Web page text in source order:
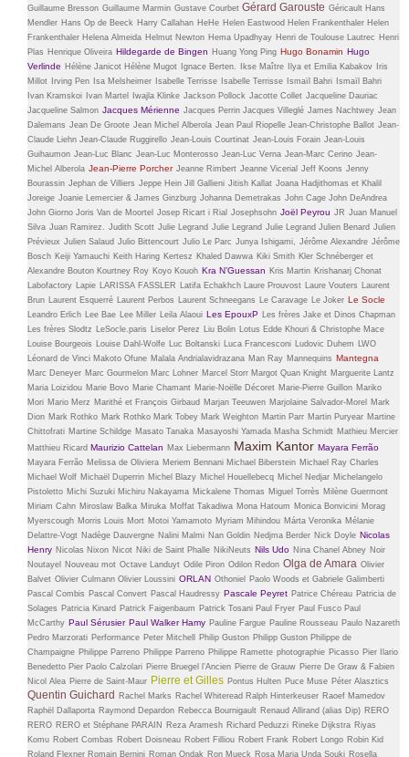
Guillaume Bresson Guillaume Marmin Gustave Courbet Gérard Garouste Géricault Hans
Mendler Hans Op de Beeck Harry Callahan HeHe Helen Eastwood Helen Frankenthaler Helen
Frankenthaler Helena Almeida Helmut Newton Hema Upadhyay Henri de Toulouse Lautrec Henri
Plas Henrique Oliveira Hildegarde de Bingen Huang Yong Ping Hugo Bonamin Hugo
Verlinde Hélène Janicot Hélène Mugot Ignace Berten. Ikse Maître Ilya et Emilia Kabakov
Iris
Millot
Irving Pen Isa Melsheimer Isabelle Terrisse Isabelle Terrisse Ismaïl Bahri
Ismaïl Bahri
Ivan Kramskoi
Ivan Martel Iwajla Klinke Jackson Pollock Jacotte Collet Jacqueline Dauriac
Jacqueline Salmon Jacques Mérienne Jacques Perrin Jacques Villeglé James Nachtwey Jean
Dalemans Jean De Groote Jean Michel Alberola Jean Paul Riopelle Jean-Christophe Ballot Jean-
Claude Liehn Jean-Claude Ruggirello Jean-Louis Courtinat Jean-Louis Forain Jean-Louis
Guihaumon Jean-Luc Blanc Jean-Luc Monterosso Jean-Luc Verna Jean-Marc Cerino Jean-
Michel Alberola Jean-Pierre Porcher Jeanne Rimbert Jeanne Vicerial Jeff Koons Jenny
Bourassin Jephan de Villiers Jeppe Hein Jill Gallieni Jitish Kallat Joana Hadjithomas et Khalil
Joreige Joanie Lemercier & James Ginzburg Johanna Demetrakas John Cage John DeAndrea
John Giorno Joris Van de Moortel Josep Ricart i Rial Josephsohn Joël Peyrou JR Juan Manuel
Silva Juan Ramirez. Judith Scott Julie Legrand Julie Legrand Julie Legrand Julien Benard Julien
Prévieux Julien Salaud Julio Bittencourt Julio Le Parc Junya Ishigami, Jérôme Alexandre Jérôme
Bosch Keiji Yamauchi Keith Haring Kertesz Khaled Dawwa Kiki Smith Kler Schnéberger et
Alexandre Bouton Kourtney Roy Koyo Kouoh Kra N’Guessan Kris Martin Krishanarj Chonat
Labofactory Lapie LARISSA FASSLER Latifa Echakhch Laure Prouvost Laure Vouters Laurent
Brun Laurent Esquerré Laurent Perbos Laurent Schneegans Le Caravage Le Joker Le Socle
Leandro Erlich Lee Bae Lee Miller Leila Alaoui Les EpouxP Les frères Jake et Dinos Chapman
Les frères Slodtz LeSocle.paris Liselor Perez Liu Bolin Lotus Edde Khouri & Christophe Mace
Louise Bourgeois Louise Dahl-Wolfe Luc Boltanski Luca Francesconi Ludovic Duhem LWO
Léonard de Vinci Makoto Ofune Malala Andrialavidrazana Man Ray Mannequins Mantegna
Marc Deneyer Marc Gourmelon Marc Lohner Marcel Storr Margot Quan Knight Marguerite Lantz
Maria Loizidou Marie Bovo Marie Chamant Marie-Noëlle Décoret Marie-Pierre Guillon Mariko
Mori Mario Merz Marithé et François Girbaud Marjan Teeuwen Marjolaine Salvador-Morel
Mark
Dion Mark Rothko Mark Rothko Mark Tobey Mark Weighton Martin Parr Martin Puryear Martine
Chittofrati Martine Schildge Masato Tanaka Masayoshi Yamada Masha Schmidt Mathieu Mercier
Matthieu Ricard Maurizio Cattelan Max Liebermann Maxim Kantor Mayara Ferrão
Mayara Ferrão Melissa de Oliviera Meriem Bennani Michael Biberstein Michael Ray Charles
Michael Wolf Michaël Duperrin Michel Blazy Michel Houellebecq Michel Nedjar Michelangelo
Pistoletto Michi Suzuki Michiru Nakayama Mickalene Thomas Miguel Torrès Milène Guermont
Miriam Cahn Miroslaw Balka Miruka Moffat Takadiwa Mona Hatoum Monica Bonvicini Morag
Myerscough Morris Louis Mort Motoi Yamamoto Myriam Mihindou Márta Veronika Mélanie
Delattre-Vogt Nadège Dauvergne Nalini Malmi Nan Goldin Nedjma Berder Nick Doyle Nicolas
Henry Nicolas Nixon Nicot Niki de Saint Phalle NikiNeuts Nils Udo Nina Chanel Abney Noir
Noutayel
Nouveau mot Octave Landuyt Odile Piron Odilon Redon Olga de Amara Olivier
Balvet Olivier Culmann Olivier Loussini ORLAN Othoniel
Paolo Woods et Gabriele Galimberti
Pascal Combis Pascal Convert Pascal Haudressy Pascale Peyret Patrice Chéreau Patricia de
Solages Patricia Kinard Patrick Faigenbaum Patrick Tosani Paul Fryer Paul Fusco Paul
McCarthy Paul Sérusier Paul Walker Hamy Pauline Fargue Pauline Rousseau Paulo Nazareth
Pedro Marzorati Performance Peter Mitchell Philip Guston Philipp Guston Philippe de
Champaigne Philippe Parreno Philippe Parreno Philippe Ramette photographie Picasso Pier Ilario
Benedetto Pier Paolo Calzolari Pierre Bruegel l’Ancien Pierre de Grauw Pierre De Graw & Fabien
Nicol Alea Pierre de Saint-Maur Pierre et Gilles Pontus Hulten Puce Muse Péter Alasztics
Quentin Guichard Rachel Marks Rachel Whiteread Ralph Hinterkeuser Raoef Mamedov
Raphël Dallaporta Raymond Depardon Rebecca Bournigault Renaud Allirand (alias Dip) RERO
RERO RERO et Stéphane PARAIN Reza Aramesh Richard Peduzzi Rineke Dijkstra Riyas
Komu Robert Combas Robert Doisneau Robert Filliou Robert Frank Robert Longo Robin Kid
Roland Flexner Romain Bernini Roman Ondak Ron Mueck Rosa Maria Unda Souki Rosella